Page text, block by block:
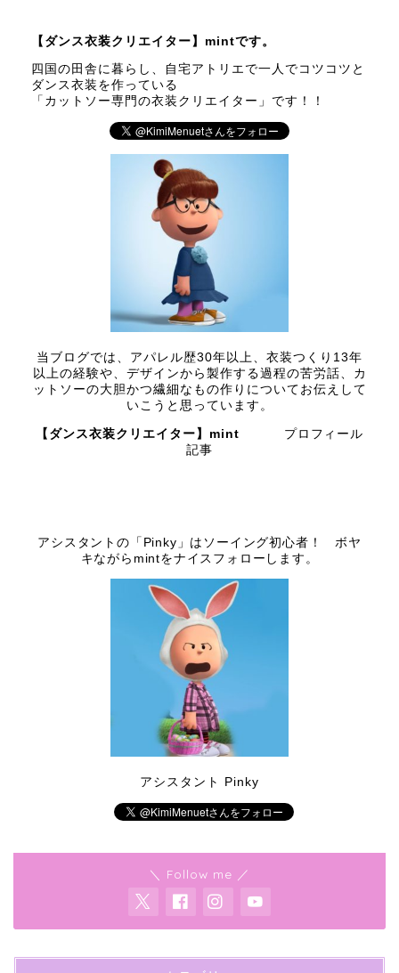
【ダンス衣装クリエイター】mintです。
四国の田舎に暮らし、自宅アトリエで一人でコツコツと
ダンス衣装を作っている
「カットソー専門の衣装クリエイター」です！！
当ブログでは、アパレル歴30年以上、衣装つくり13年
以上の経験や、デザインから製作する過程の苦労話、カ
ットソーの大胆かつ繊細なもの作りについてお伝えして
いこうと思っています。
【ダンス衣装クリエイター】mint プロフィール
記事
アシスタントの「Pinky」はソーイング初心者！ ボヤ
キながらmintをナイスフォローします。
アシスタント Pinky
＼ Follow me ／